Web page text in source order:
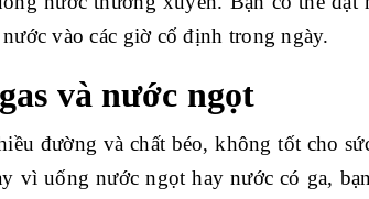
vào các giờ cố định trong ngày.
và nước ngọt
đường và chất béo, không tốt cho
vì uống nước ngọt hay nước có ga,